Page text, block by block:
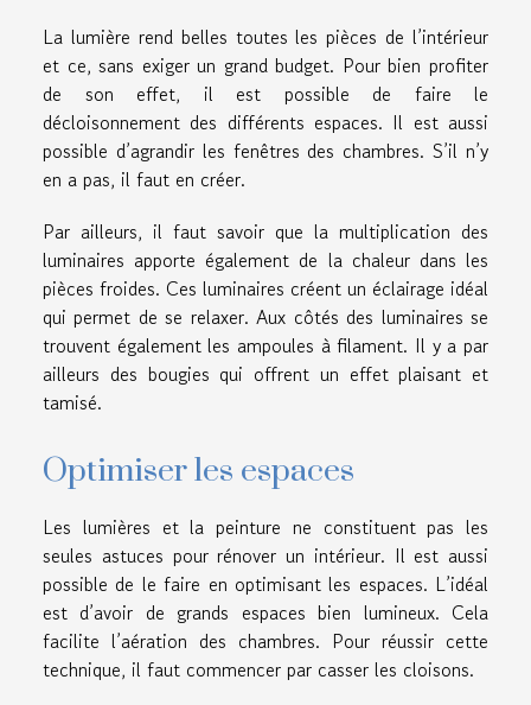
La lumière rend belles toutes les pièces de l’intérieur
et ce, sans exiger un grand budget. Pour bien profiter
de son effet, il est possible de faire le
décloisonnement des différents espaces. Il est aussi
possible d’agrandir les fenêtres des chambres. S’il n’y
en a pas, il faut en créer.
Par ailleurs, il faut savoir que la multiplication des
luminaires apporte également de la chaleur dans les
pièces froides. Ces luminaires créent un éclairage idéal
qui permet de se relaxer. Aux côtés des luminaires se
trouvent également les ampoules à filament. Il y a par
ailleurs des bougies qui offrent un effet plaisant et
tamisé.
Optimiser les espaces
Les lumières et la peinture ne constituent pas les
seules astuces pour rénover un intérieur. Il est aussi
possible de le faire en optimisant les espaces. L’idéal
est d’avoir de grands espaces bien lumineux. Cela
facilite l’aération des chambres. Pour réussir cette
technique, il faut commencer par casser les cloisons.